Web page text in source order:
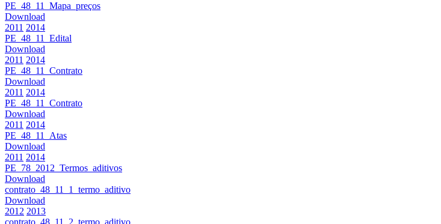
PE_48_11_Mapa_preços
Download
2011 2014
PE_48_11_Edital
Download
2011 2014
PE_48_11_Contrato
Download
2011 2014
PE_48_11_Contrato
Download
2011 2014
PE_48_11_Atas
Download
2011 2014
PE_78_2012_Termos_aditivos
Download
contrato_48_11_1_termo_aditivo
Download
2012 2013